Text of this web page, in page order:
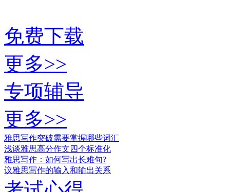
免费下载
更多>>
专项辅导
更多>>
雅思写作突破需要掌握哪些词汇
浅谈雅思高分作文四个标准化
雅思写作：如何写出长难句?
议雅思写作的输入和输出关系